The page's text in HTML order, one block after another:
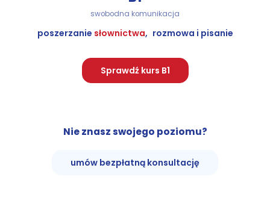
swobodna komunikacja
poszerzanie słownictwa, rozmowa i pisanie
Sprawdź kurs B1
Nie znasz swojego poziomu?
umów bezpłatną konsultację